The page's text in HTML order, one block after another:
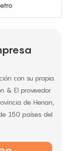
con su propia
& El proveedor
de Henan,
150 países del